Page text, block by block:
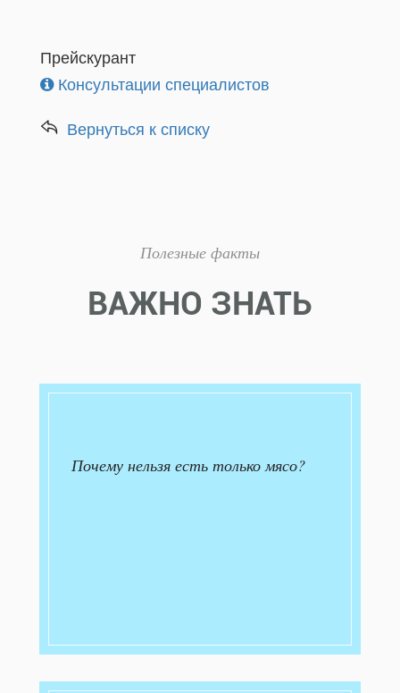
Прейскурант
Консультации специалистов
Вернуться к списку
Полезные факты
ВАЖНО ЗНАТЬ
Почему нельзя есть только мясо?